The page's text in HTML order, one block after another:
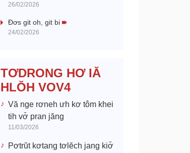
26/02/2026
Đơs git oh, git bi
24/02/2026
TƠDRONG HƠ IĂ
HLŎH VOV4
Vă nge rơneh ưh kơ tôm khei
tih vơ̆ pran jăng
11/03/2026
Pơtrŭt kơtang tơlĕch jang kiơ̆